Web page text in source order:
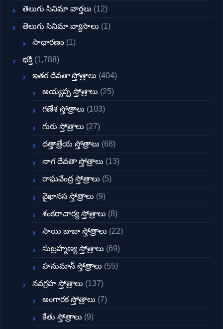
తెలుగు సినిమా వార్తలు (12)
తెలుగు సినిమా వ్యాసాలు (1)
సాధారణం (1)
భక్తి (1,788)
ఇతర దేవతా స్తోత్రాలు (404)
అయ్యప్ప స్తోత్రాలు (25)
గణేశ స్తోత్రాలు (103)
గురు స్తోత్రాలు (27)
దత్తాత్రేయ స్తోత్రాలు (68)
నాగ దేవతా స్తోత్రాలు (13)
రాఘవేంద్ర స్తోత్రాలు (5)
వైఖానస స్తోత్రాలు (9)
శంకరాచార్య స్తోత్రాలు (8)
సాయి బాబా స్తోత్రాలు (22)
సుబ్రహ్మణ్య స్తోత్రాలు (69)
హనుమాన్ స్తోత్రాలు (55)
నవగ్రహ స్తోత్రాలు (137)
అంగారక స్తోత్రాలు (7)
కేతు స్తోత్రాలు (9)